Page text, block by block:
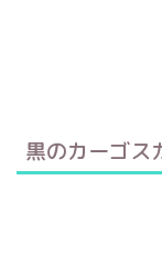
黒のカーゴス